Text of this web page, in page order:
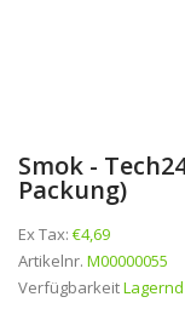
Smok -
Packung)
Ex Tax: €4,69
Artikelnr. M00000055
VerfügbarkeitLagernd